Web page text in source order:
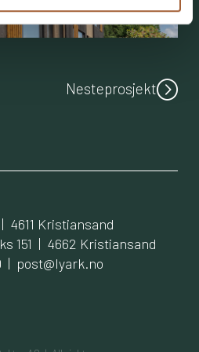
Nesteprosjekt
4611 Kristiansand
151 | 4662 Kristiansand
| post@lyark.no